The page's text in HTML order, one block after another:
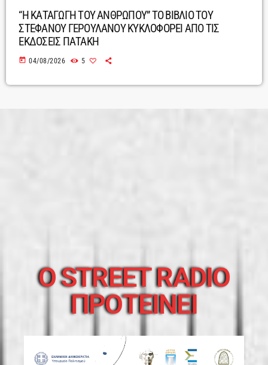
“Η ΚΑΤΑΓΩΓΗ ΤΟΥ ΑΝΘΡΩΠΟΥ” ΤΟ ΒΙΒΛΙΟ ΤΟΥ
ΣΤΕΦΑΝΟΥ ΓΕΡΟΥΛΑΝΟΥ ΚΥΚΛΟΦΟΡΕΙ ΑΠΟ ΤΙΣ
ΕΚΔΟΣΕΙΣ ΠΑΤΑΚΗ
today 04/08/2026 5
O STREET RADIO
ΠΡΟΤΕΙΝΕΙ